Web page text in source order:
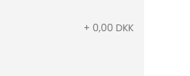
+ 0,00 DKK